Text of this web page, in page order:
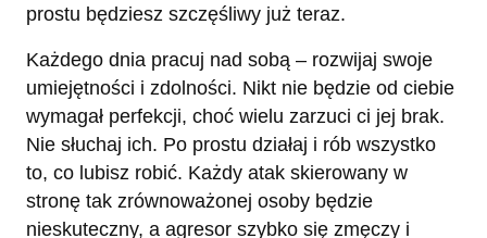
prostu będziesz szczęśliwy już teraz.
Każdego dnia pracuj nad sobą – rozwijaj swoje
umiejętności i zdolności. Nikt nie będzie od ciebie
wymagał perfekcji, choć wielu zarzuci ci jej brak.
Nie słuchaj ich. Po prostu działaj i rób wszystko
to, co lubisz robić. Każdy atak skierowany w
stronę tak zrównoważonej osoby będzie
nieskuteczny, a agresor szybko się zmęczy i